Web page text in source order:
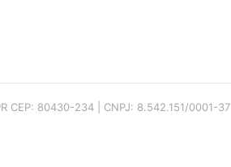
80430-234 | CNPJ: 8.542.151/0001-37